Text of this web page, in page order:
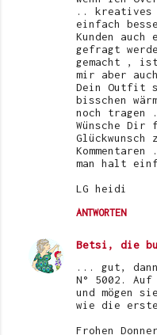
.. kreatives
einfach
Kunden
gefragt
gemacht ,
mir aber
Dein Outfit
bisschen
noch tragen .
Wünsche Dir
man halt
LG heidi
ANTWORTEN
Betsi, die
... gut,
N° 5002.
und mögen
wie die
Frohen